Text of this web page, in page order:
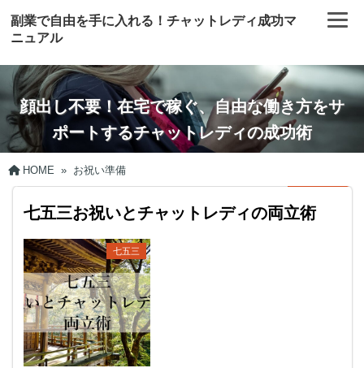
副業で自由を手に入れる！チャットレディ成功マ
ニュアル
顔出し不要！在宅で稼ぐ、自由な働き方をサ
ポートするチャットレディの成功術
HOME » お祝い準備
七五三お祝いとチャットレディの両立術
七五三